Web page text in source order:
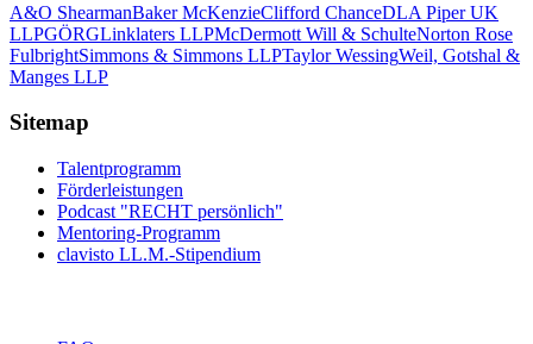
A&O ShearmanBaker McKenzieClifford ChanceDLA Piper UK
LLPGÖRGLinklaters LLPMcDermott Will & SchulteNorton Rose
FulbrightSimmons & Simmons LLPTaylor WessingWeil, Gotshal &
Manges LLP
Sitemap
Talentprogramm
Förderleistungen
Podcast "RECHT persönlich"
Mentoring-Programm
clavisto LL.M.-Stipendium